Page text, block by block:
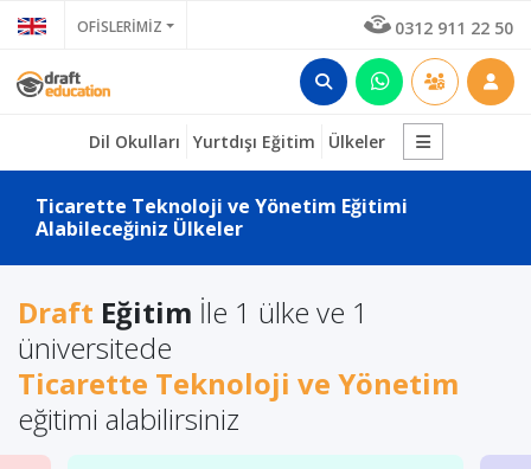
OFİSLERİMİZ 0312 911 22 50
Dil Okulları Yurtdışı Eğitim Ülkeler
Ticarette Teknoloji ve Yönetim Eğitimi
Alabileceğiniz Ülkeler
Draft Eğitim İle 1 ülke ve 1
üniversitede
Ticarette Teknoloji ve Yönetim
eğitimi alabilirsiniz